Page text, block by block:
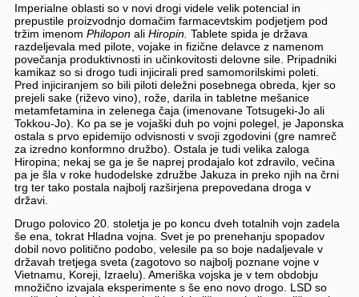
Imperialne oblasti so v novi drogi videle velik potencial in
prepustile proizvodnjo domačim farmacevtskim podjetjem pod
tržim imenom Philoponali Hiropin. Tablete spida je država
razdeljevala med pilote, vojake in fizične delavce z namenom
povečanja produktivnosti in učinkovitosti delovne sile. Pripadniki
kamikaz so si drogo tudi injicirali pred samomorilskimi poleti.
Pred injiciranjem so bili piloti deležni posebnega obreda, kjer so
prejeli sake (riževo vino), rože, darila in tabletne mešanice
metamfetamina in zelenega čaja (imenovane Totsugeki-Jo ali
Tokkou-Jo). Ko pa se je vojaški duh po vojni polegel, je Japonska
ostala s prvo epidemijo odvisnosti v svoji zgodovini (gre namreč
za izredno konformno družbo). Ostala je tudi velika zaloga
Hiropina; nekaj se ga je še naprej prodajalo kot zdravilo, večina
pa je šla v roke hudodelske združbe Jakuza in preko njih na črni
trg ter tako postala najbolj razširjena prepovedana droga v
državi.
Drugo polovico 20. stoletja je po koncu dveh totalnih vojn zadela
še ena, tokrat Hladna vojna. Svet je po prenehanju spopadov
dobil novo politično podobo, velesile pa so boje nadaljevale v
državah tretjega sveta (zagotovo so najbolj poznane vojne v
Vietnamu, Koreji, Izraelu). Ameriška vojska je v tem obdobju
množično izvajala eksperimente s še eno novo drogo. LSD so